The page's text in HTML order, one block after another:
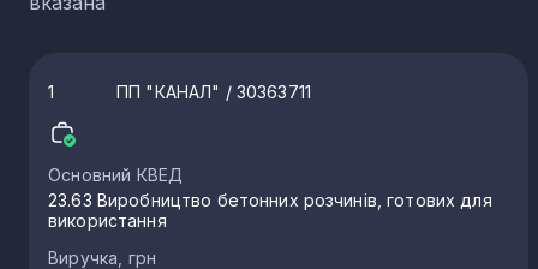
1 ПП "КАНАЛ" / 30363711
Основний КВЕД
23.63 Виробництво бетонних розчинів, готових для
використання
Виручка, грн